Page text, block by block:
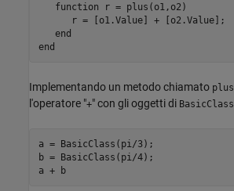
function r = plus(o1,o2)
      r = [o1.Value] + [o2.Value];
end
end
Implementando un metodo chiamato plus
l'operatore "+" con gli oggetti di BasicClass
a = BasicClass(pi/3);
b = BasicClass(pi/4);
a + b